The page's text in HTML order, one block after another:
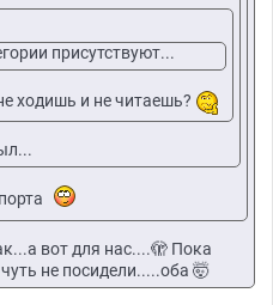
присутствуют...
ходишь и не читаешь?
вот для нас....🫣 Пока
не посидели.....оба 🤯